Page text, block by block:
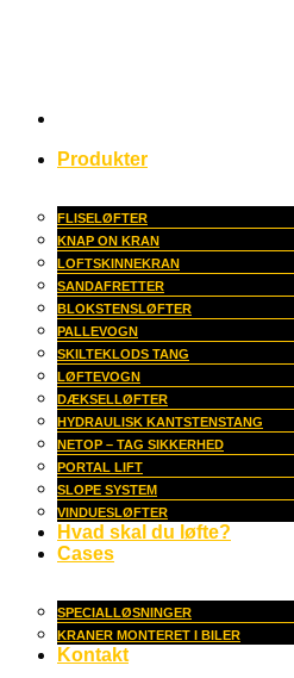
Produkter
FLISELØFTER
KNAP ON KRAN
LOFTSKINNEKRAN
SANDAFRETTER
BLOKSTENSLØFTER
PALLEVOGN
SKILTEKLODS TANG
LØFTEVOGN
DÆKSELLØFTER
HYDRAULISK KANTSTENSTANG
NETOP – TAG SIKKERHED
PORTAL LIFT
SLOPE SYSTEM
VINDUESLØFTER
Hvad skal du løfte?
Cases
SPECIALLØSNINGER
KRANER MONTERET I BILER
Kontakt